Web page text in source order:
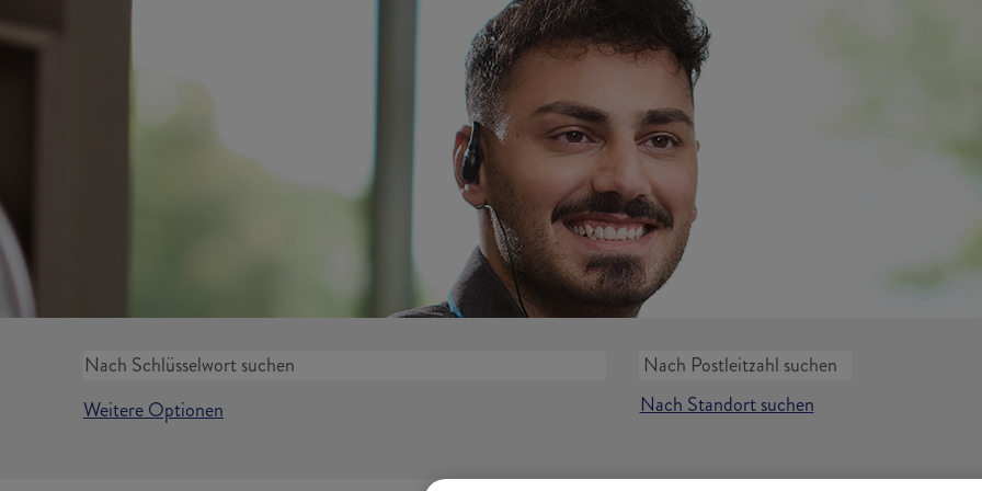
Nach Standort suchen
Weitere Optionen